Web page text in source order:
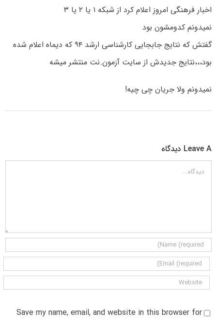
اخبار فرهنگی امروز اعلام کرد از شبکه ۱ یا ۲ یا ۳
نمیدونم کدومشون بود
گفتش که نتایج جابجایی کارشناسی ارشد ۹۴ که دیماه اعلام شده
بود،،،نتایج جدیدش از سایت آزمون.نت منتشر میشه
نمیدونم ولا جریان چی چیه!
Leave A دیدگاه
دیدگاه
Save my name, email, and website in this browser for